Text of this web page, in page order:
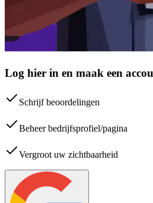
Log hier in en maak een
Schrijf beoordelingen
Beheer bedrijfsprofiel/pagina
Vergroot uw zichtbaarheid